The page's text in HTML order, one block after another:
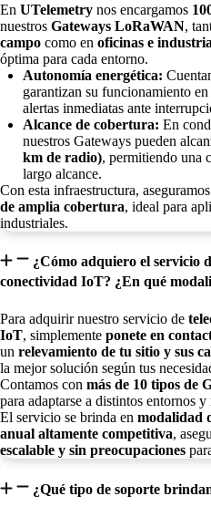
En UTelemetry nos encargamos
nuestros Gateways LoRaWAN,
campo como en oficinas e
óptima para cada entorno.
Autonomía energética:
garantizan su funcionamiento en
alertas inmediatas ante
Alcance de cobertura: En
nuestros Gateways pueden
km de radio), permitiendo una
largo alcance.
Con esta infraestructura,
de amplia cobertura, ideal para
industriales.
¿Cómo adquiero el servicio
conectividad IoT? ¿En qué
Para adquirir nuestro servicio de
IoT, simplemente ponete en
un relevamiento de tu sitio y sus
la mejor solución según tus
Contamos con más de 10 tipos de
para adaptarse a distintos entornos
El servicio se brinda en modalidad
anual altamente competitiva,
escalable y sin preocupaciones
¿Qué tipo de soporte